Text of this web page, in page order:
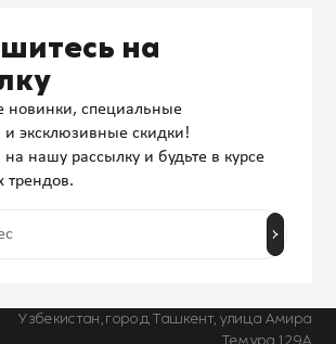
Узбекистан, город Ташкент, улица Амира
Темура 129А
на
новинки, специальные
эксклюзивные скидки!
нашу рассылку и будьте в курсе
трендов.